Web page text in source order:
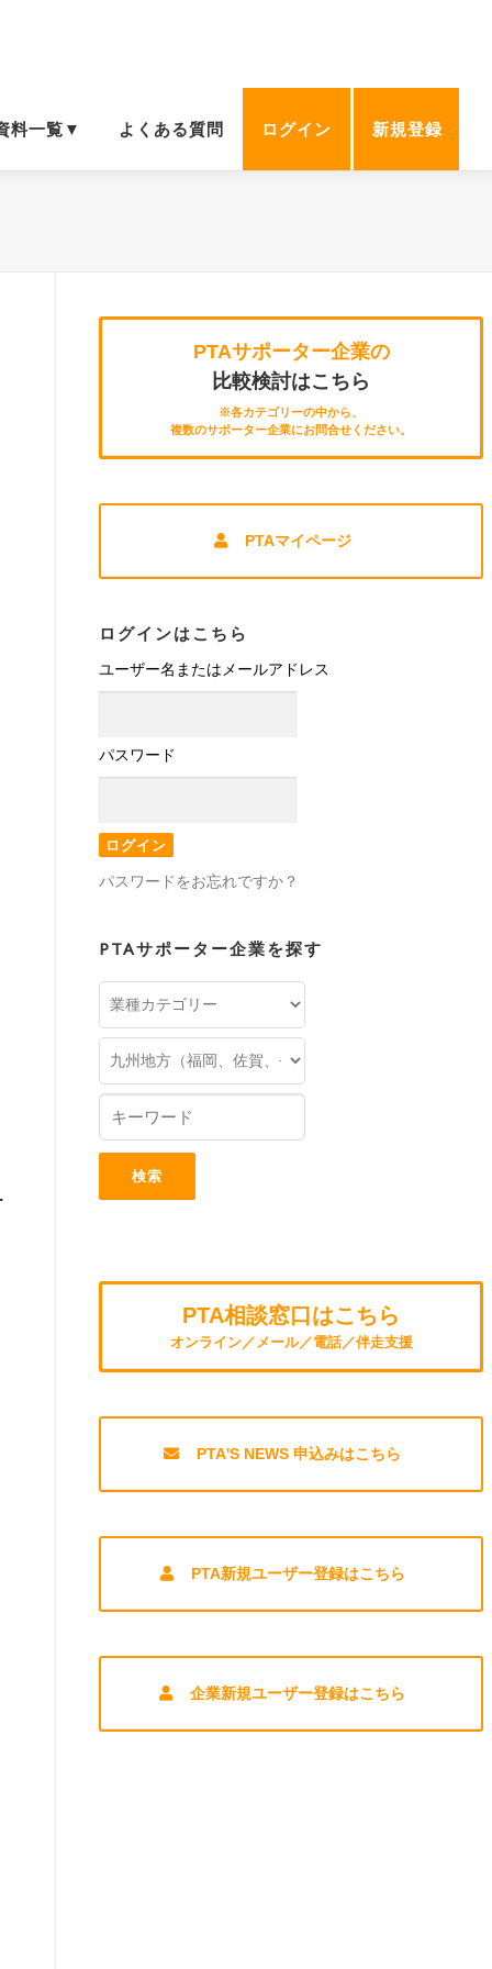
料一覧▼ よくある質問 ログイン 新規登録
PTAサポーター企業の
比較検討はこちら
※各カテゴリーの中から、
複数のサポーター企業にお問合せください。
PTAマイページ
ログインはこちら
ユーザー名またはメールアドレス
パスワード
パスワードをお忘れですか？
PTAサポーター企業を探す
PTA相談窓口はこちら
オンライン／メール／電話／伴走支援
PTA'S NEWS 申込みはこちら
PTA新規ユーザー登録はこちら
企業新規ユーザー登録はこちら